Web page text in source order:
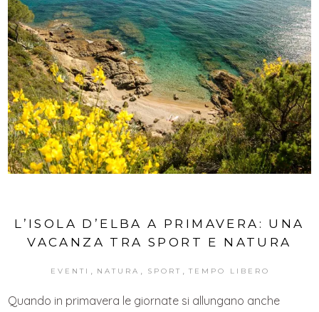
L’ISOLA D’ELBA A PRIMAVERA: UNA
VACANZA TRA SPORT E NATURA
EVENTI NATURA SPORT TEMPO LIBERO
Quando in primavera le giornate si allungano anche